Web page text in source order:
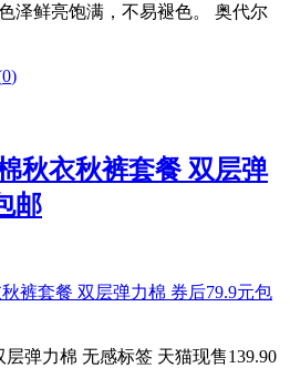
泽鲜亮饱满，不易褪色。 奥代尔
0)
秋衣秋裤套餐 双层弹
邮
弹力棉 无感标签 天猫现售139.90